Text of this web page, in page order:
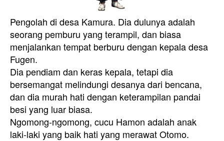
Pengolah di desa Kamura. Dia dulunya adalah
seorang pemburu yang terampil, dan biasa
menjalankan tempat berburu dengan kepala desa
Fugen.
Dia pendiam dan keras kepala, tetapi dia
bersemangat melindungi desanya dari bencana,
dan dia murah hati dengan keterampilan pandai
besi yang luar biasa.
Ngomong-ngomong, cucu Hamon adalah anak
laki-laki yang baik hati yang merawat Otomo.